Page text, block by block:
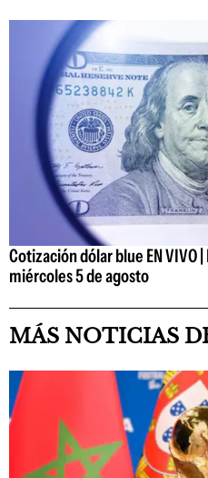
Cotización dólar blue EN VIVO
miércoles 5 de agosto
MÁS NOTICIAS